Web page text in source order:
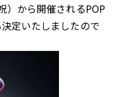
）から開催されるPOP
定いたしましたので